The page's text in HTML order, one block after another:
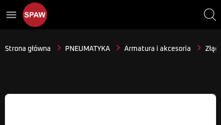
menu
Strona główna PNEUMATYKA Armatura i akcesoria